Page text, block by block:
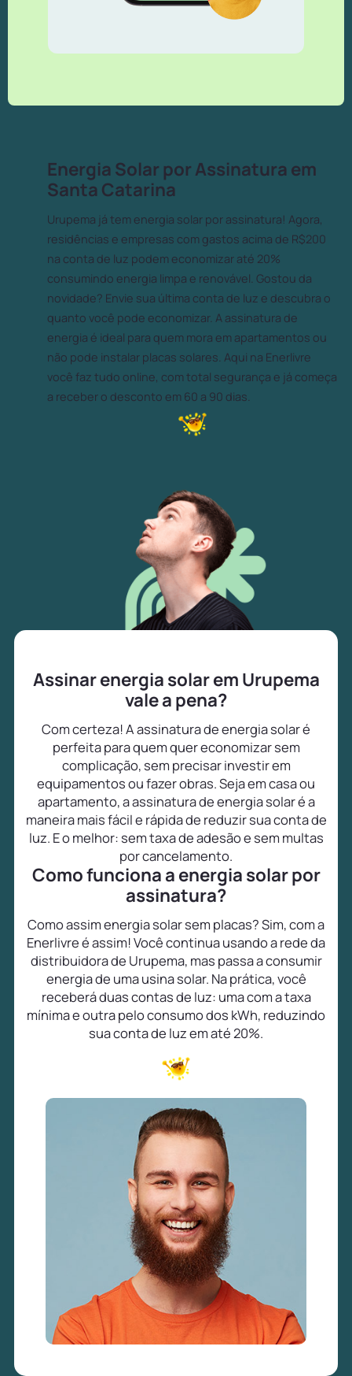
Energia Solar por Assinatura em
Santa Catarina
Urupema já tem energia solar por assinatura! Agora,
residências e empresas com gastos acima de R$200
na conta de luz podem economizar até 20%
consumindo energia limpa e renovável. Gostou da
novidade? Envie sua última conta de luz e descubra o
quanto você pode economizar. A assinatura de
energia é ideal para quem mora em apartamentos ou
não pode instalar placas solares. Aqui na Enerlivre
você faz tudo online, com total segurança e já começa
a receber o desconto em 60 a 90 dias.
Assinar energia solar em Urupema
vale a pena?
Com certeza! A assinatura de energia solar é
perfeita para quem quer economizar sem
complicação, sem precisar investir em
equipamentos ou fazer obras. Seja em casa ou
apartamento, a assinatura de energia solar é a
maneira mais fácil e rápida de reduzir sua conta de
luz. E o melhor: sem taxa de adesão e sem multas
por cancelamento.
Como funciona a energia solar por
assinatura?
Como assim energia solar sem placas? Sim, com a
Enerlivre é assim! Você continua usando a rede da
distribuidora de Urupema, mas passa a consumir
energia de uma usina solar. Na prática, você
receberá duas contas de luz: uma com a taxa
mínima e outra pelo consumo dos kWh, reduzindo
sua conta de luz em até 20%.